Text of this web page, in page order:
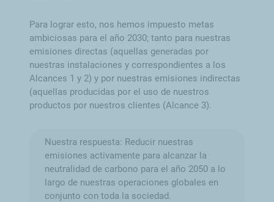
Para lograr esto, nos hemos impuesto metas
ambiciosas para el año 2030; tanto para nuestras
emisiones directas (aquellas generadas por
nuestras instalaciones y correspondientes a los
Alcances 1 y 2) y por nuestras emisiones indirectas
(aquellas producidas por el uso de nuestros
productos por nuestros clientes (Alcance 3).
Nuestra respuesta: Reducir nuestras
emisiones activamente para alcanzar la
neutralidad de carbono para el año 2050 a lo
largo de nuestras operaciones globales en
conjunto con toda la sociedad.